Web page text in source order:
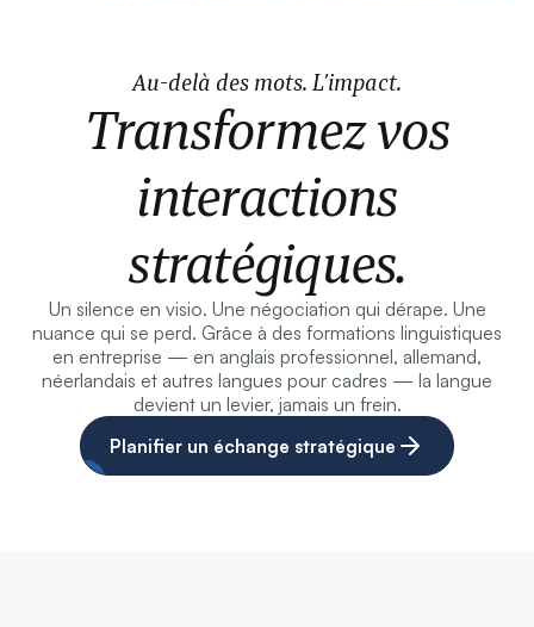
Au-delà des mots. L’impact.
Transformez vos
interactions
stratégiques.
Un silence en visio. Une négociation qui dérape. Une
nuance qui se perd. Grâce à des formations linguistiques
en entreprise — en anglais professionnel, allemand,
néerlandais et autres langues pour cadres — la langue
devient un levier, jamais un frein.
Planifier un échange stratégique